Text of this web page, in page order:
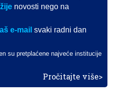
novosti nego na
e-mail svaki radni dan
su pretplaćene najveće institucije
Pročitajte više>